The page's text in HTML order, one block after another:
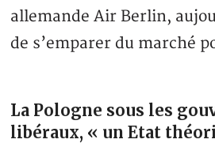
allemande Air Berlin,
de s’emparer du marché
La Pologne sous les
libéraux, « un Etat